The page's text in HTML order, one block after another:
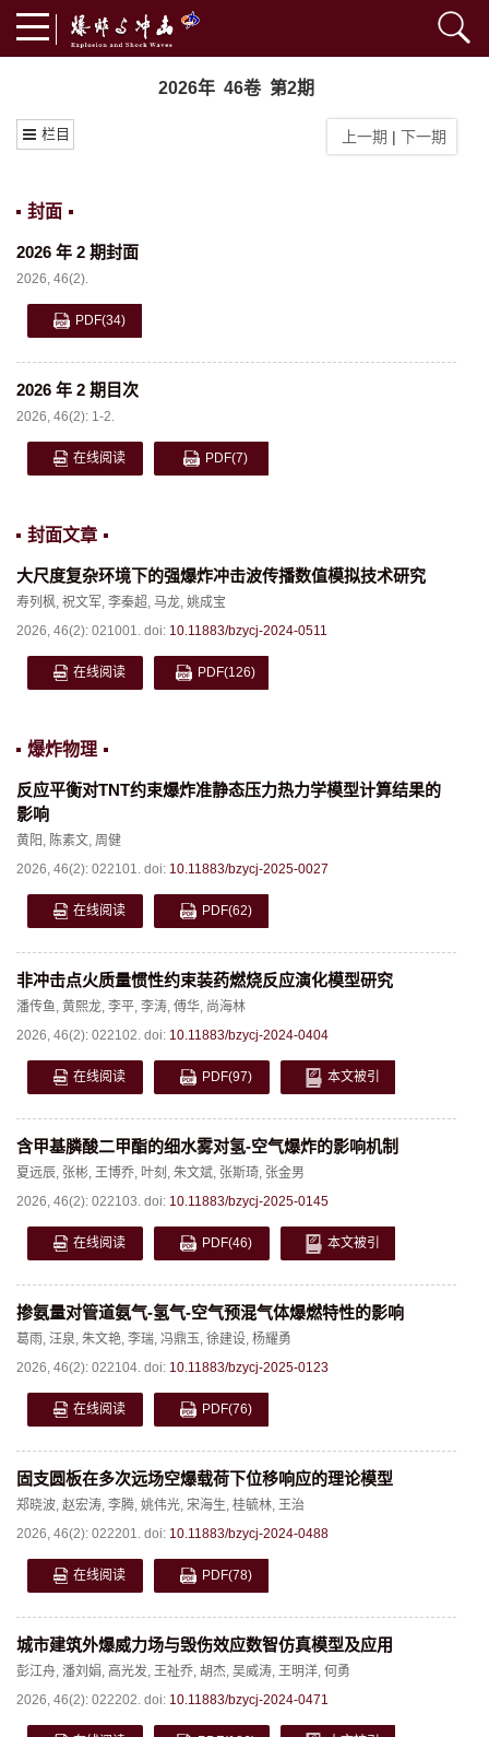
2026年 46卷 第2期
栏目 上一期 | 下一期
封面
2026 年 2 期封面
2026, 46(2).
PDF(34)
2026 年 2 期目次
2026, 46(2): 1-2.
在线阅读 PDF(7)
封面文章
大尺度复杂环境下的强爆炸冲击波传播数值模拟技术研究
寿列枫, 祝文军, 李秦超, 马龙, 姚成宝
2026, 46(2): 021001. doi: 10.11883/bzycj-2024-0511
在线阅读 PDF(126)
爆炸物理
反应平衡对TNT约束爆炸准静态压力热力学模型计算结果的
影响
黄阳 , 陈素文, 周健
2026, 46(2): 022101. doi: 10.11883/bzycj-2025-0027
在线阅读 PDF(62)
非冲击点火质量惯性约束装药燃烧反应演化模型研究
潘传鱼, 黄熙龙, 李平, 李涛, 傅华, 尚海林
2026, 46(2): 022102. doi: 10.11883/bzycj-2024-0404
在线阅读 PDF(97) 本文被引
含甲基膦酸二甲酯的细水雾对氢-空气爆炸的影响机制
夏远辰, 张彬, 王博乔, 叶刻 , 朱文斌, 张斯琦, 张金男
2026, 46(2): 022103. doi: 10.11883/bzycj-2025-0145
在线阅读 PDF(46) 本文被引
掺氨量对管道氨气-氢气-空气预混气体爆燃特性的影响
葛雨, 汪泉, 朱文艳, 李瑞, 冯鼎玉, 徐建设, 杨耀勇
2026, 46(2): 022104. doi: 10.11883/bzycj-2025-0123
在线阅读 PDF(76)
固支圆板在多次远场空爆载荷下位移响应的理论模型
郑晓波, 赵宏涛, 李腾, 姚伟光, 宋海生, 桂毓林, 王治
2026, 46(2): 022201. doi: 10.11883/bzycj-2024-0488
在线阅读 PDF(78)
城市建筑外爆威力场与毁伤效应数智仿真模型及应用
彭江舟, 潘刘娟, 高光发, 王祉乔, 胡杰, 吴威涛, 王明洋, 何勇
2026, 46(2): 022202. doi: 10.11883/bzycj-2024-0471